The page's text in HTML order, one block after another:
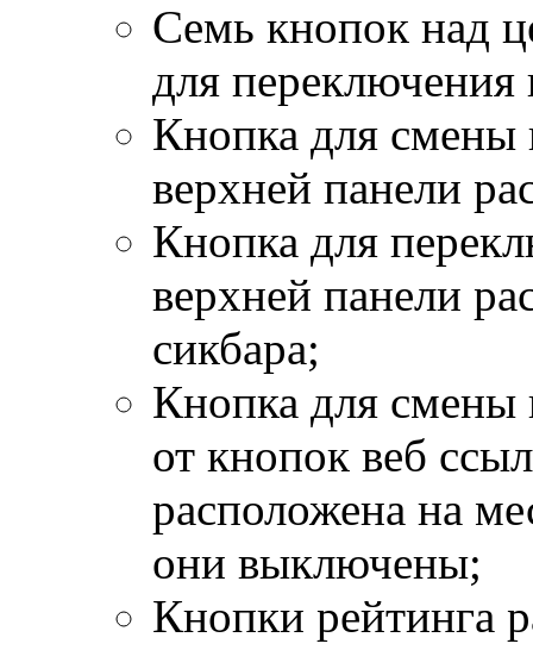
Семь кнопок над
для переключения
Кнопка для смены
верхней панели
Кнопка для
верхней панели
сикбара;
Кнопка для смены
от кнопок веб
расположена на
они выключены;
Кнопки рейтинга